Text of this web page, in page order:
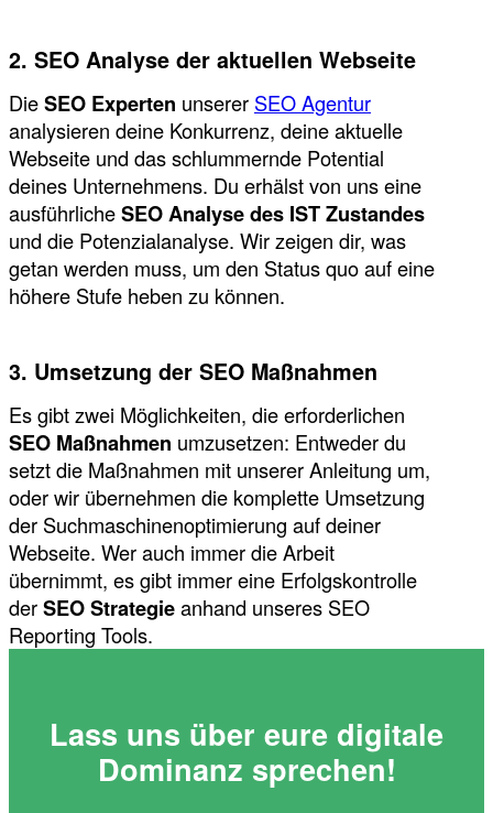
2. SEO Analyse der aktuellen Webseite
DieSEO Experten unserer SEO Agentur
analysieren deine Konkurrenz, deine aktuelle
Webseite und das schlummernde Potential
deines Unternehmens. Du erhälst von uns eine
ausführlicheSEO Analyse des IST Zustandes
und die Potenzialanalyse. Wir zeigen dir, was
getan werden muss, um den Status quo auf eine
höhere Stufe heben zu können.
3. Umsetzung der SEO Maßnahmen
Es gibt zwei Möglichkeiten, die erforderlichen
SEO Maßnahmen umzusetzen: Entweder du
setzt die Maßnahmen mit unserer Anleitung um,
oder wir übernehmen die komplette Umsetzung
der Suchmaschinenoptimierung auf deiner
Webseite. Wer auch immer die Arbeit
übernimmt, es gibt immer eine Erfolgskontrolle
derSEO Strategieanhand unseres SEO
Reporting Tools.
Lass uns über eure digitale
Dominanz sprechen!